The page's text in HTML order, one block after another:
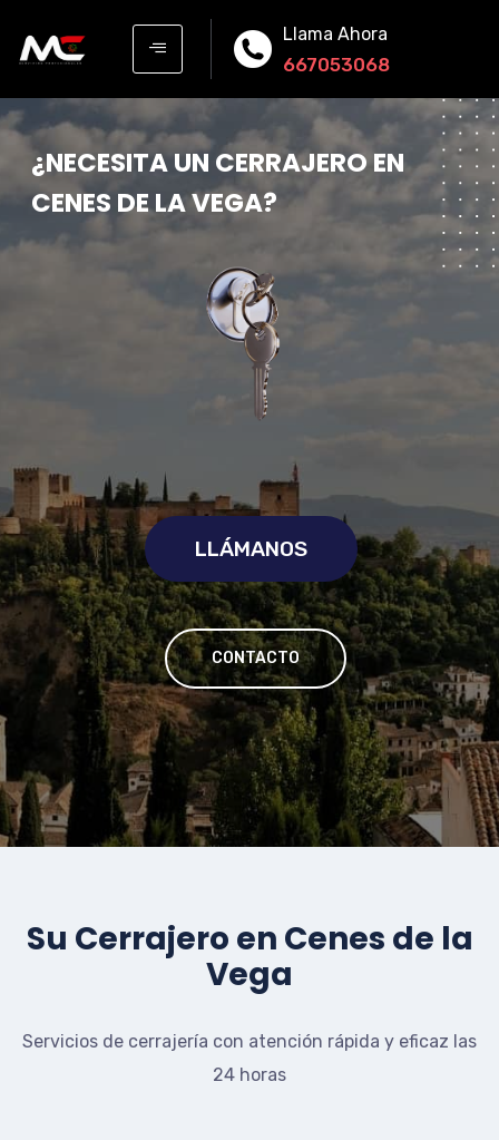
Llama Ahora
667053068
¿NECESITAUN CERRAJERO EN
CENES DELAVEGA?
LLÁMANOS
CONTACTO
Su Cerrajero en Cenes de la
Vega
Servicios de cerrajería con atención rápida y eficaz las
24 horas